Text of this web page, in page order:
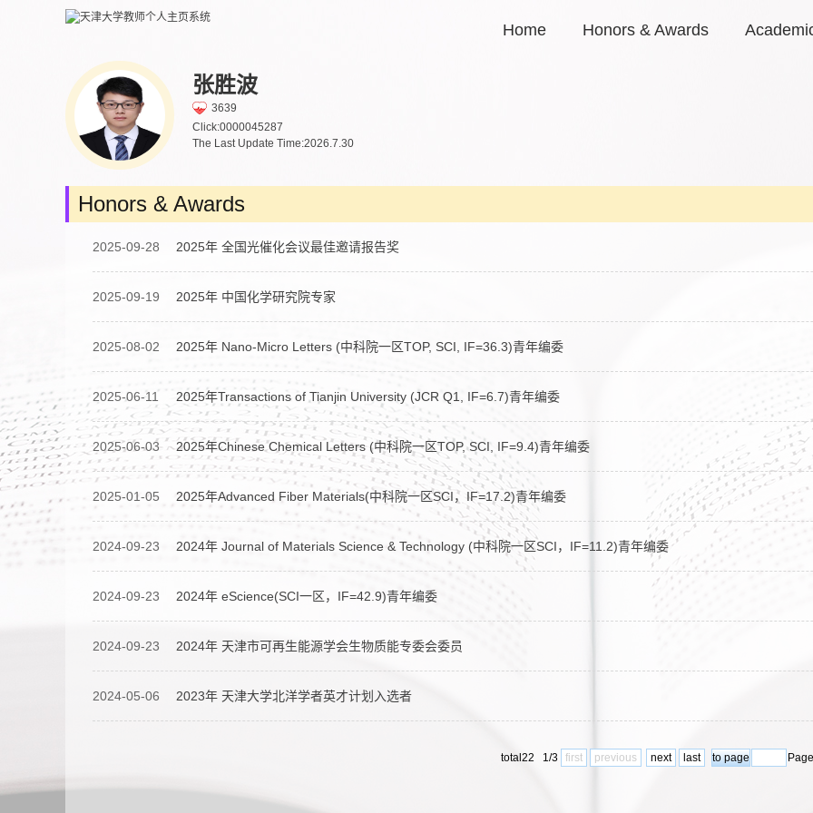
Home Honors & Awards
张胜波
3639
Click:0000045287
The Last Update Time:2026.7.30
Honors & Awards
2025-09-28 2025年 全国光催化会议最佳邀请报告奖
2025-09-19 2025年 中国化学研究院专家
2025-08-02 2025年 Nano-Micro Letters (中科院一区TOP, SCI, IF=36.3)青年编委
2025-06-11 2025年Transactions of Tianjin University (JCR Q1, IF=6.7)青年编委
2025-06-03 2025年Chinese Chemical Letters (中科院一区TOP, SCI, IF=9.4)青年编委
2025-01-05 2025年Advanced Fiber Materials(中科院一区SCI，IF=17.2)青年编委
2024-09-23 2024年 Journal of Materials Science & Technology (中科院一区SCI，IF=11.2)青年编委
2024-09-23 2024年 eScience(SCI一区，IF=42.9)青年编委
2024-09-23 2024年 天津市可再生能源学会生物质能专委会委员
2024-05-06 2023年 天津大学北洋学者英才计划入选者
total22 1/3 first previous next last Page